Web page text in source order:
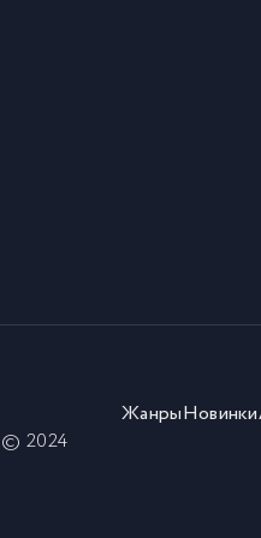
ЖанрыНовинки
2024